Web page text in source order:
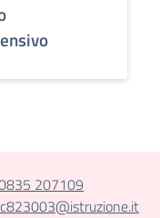
207109